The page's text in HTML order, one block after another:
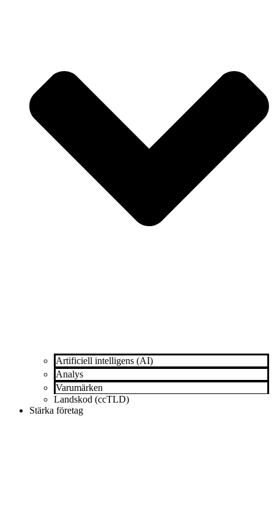
Artificiell intelligens (AI)
Analys
Varumärken
Landskod (ccTLD)
Stärka företag